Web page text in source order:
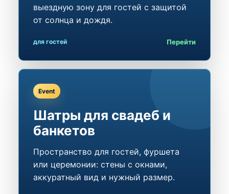
выездную зону для гостей с защитой
от солнца и дождя.
для гостей Перейти
Event
Шатры для свадеб и
банкетов
Пространство для гостей, фуршета
или церемонии: стены с окнами,
аккуратный вид и нужный размер.